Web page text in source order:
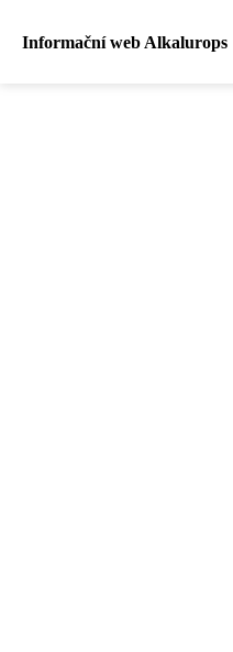
Informační web Alkalurops